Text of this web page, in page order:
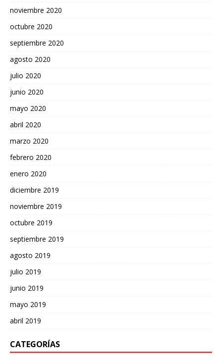
noviembre 2020
octubre 2020
septiembre 2020
agosto 2020
julio 2020
junio 2020
mayo 2020
abril 2020
marzo 2020
febrero 2020
enero 2020
diciembre 2019
noviembre 2019
octubre 2019
septiembre 2019
agosto 2019
julio 2019
junio 2019
mayo 2019
abril 2019
CATEGORÍAS